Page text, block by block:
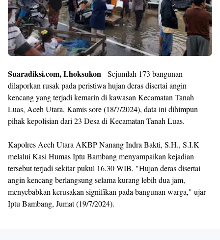
Suaradiksi.com, Lhoksukon- Sejumlah 173 bangunan
dilaporkan rusak pada peristiwa hujan deras disertai angin
kencang yang terjadi kemarin di kawasan Kecamatan Tanah
Luas, Aceh Utara, Kamis sore (18/7/2024), data ini dihimpun
pihak kepolisian dari 23 Desa di Kecamatan Tanah Luas.
Kapolres Aceh Utara AKBP Nanang Indra Bakti, S.H., S.I.K
melalui Kasi Humas Iptu Bambang menyampaikan kejadian
tersebut terjadi sekitar pukul 16.30 WIB. "Hujan deras disertai
angin kencang berlangsung selama kurang lebih dua jam,
menyebabkan kerusakan signifikan pada bangunan warga," ujar
Iptu Bambang, Jumat (19/7/2024).